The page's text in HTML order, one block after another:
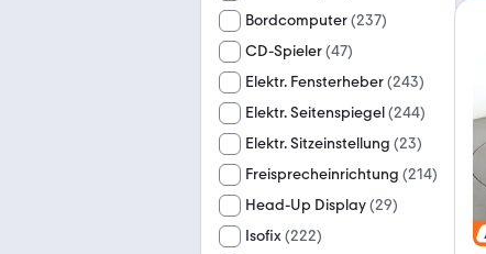
Bordcomputer(237)
CD-Spieler(47)
Elektr. Fensterheber(243)
Elektr. Seitenspiegel(244)
Elektr. Sitzeinstellung (23)
Freisprecheinrichtung (214)
Head-Up Display(29)
Isofix(222)